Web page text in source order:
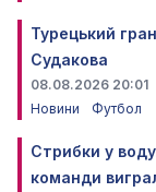
Турецький
Судакова
08.08.2026 20:01
Новини
Футбол
Стрибки у
команди